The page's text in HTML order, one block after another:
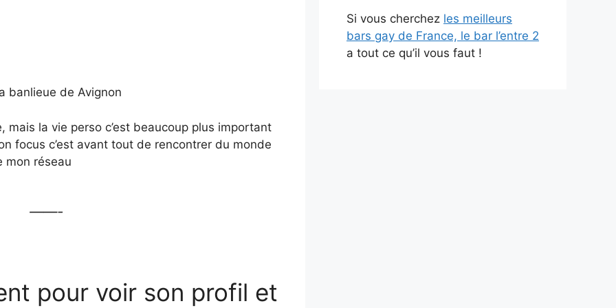
banlieue de Avignon
mais la vie perso c’est beaucoup plus important
focus c’est avant tout de rencontrer du monde
mon réseau
——-
pour voir son profil et
Si vous cherchez les meilleurs
bars gay de France, le bar l’entre 2
a tout ce qu’il vous faut !